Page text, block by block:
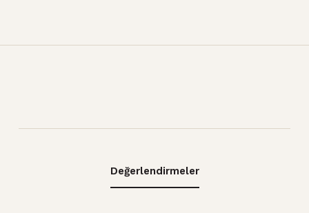
Değerlendirmeler